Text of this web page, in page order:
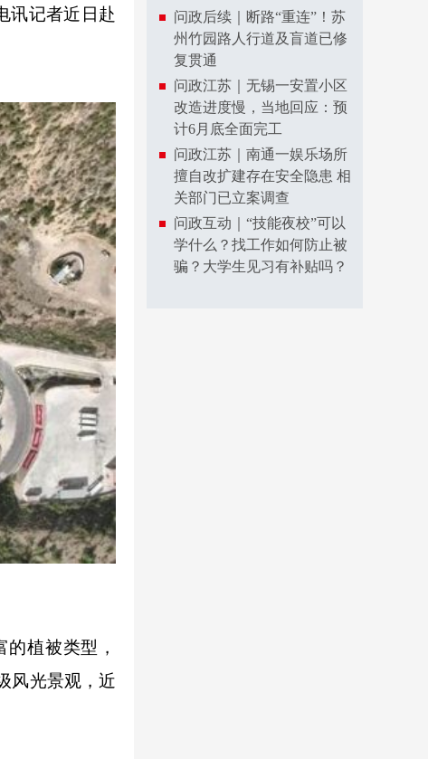
讯记者近日赴
植被类型，
风光景观，近
问政后续｜断路“重连”！苏
州竹园路人行道及盲道已修
复贯通
问政江苏｜无锡一安置小区
改造进度慢，当地回应：预
计6月底全面完工
问政江苏｜南通一娱乐场所
擅自改扩建存在安全隐患 相
关部门已立案调查
问政互动｜“技能夜校”可以
学什么？找工作如何防止被
骗？大学生见习有补贴吗？